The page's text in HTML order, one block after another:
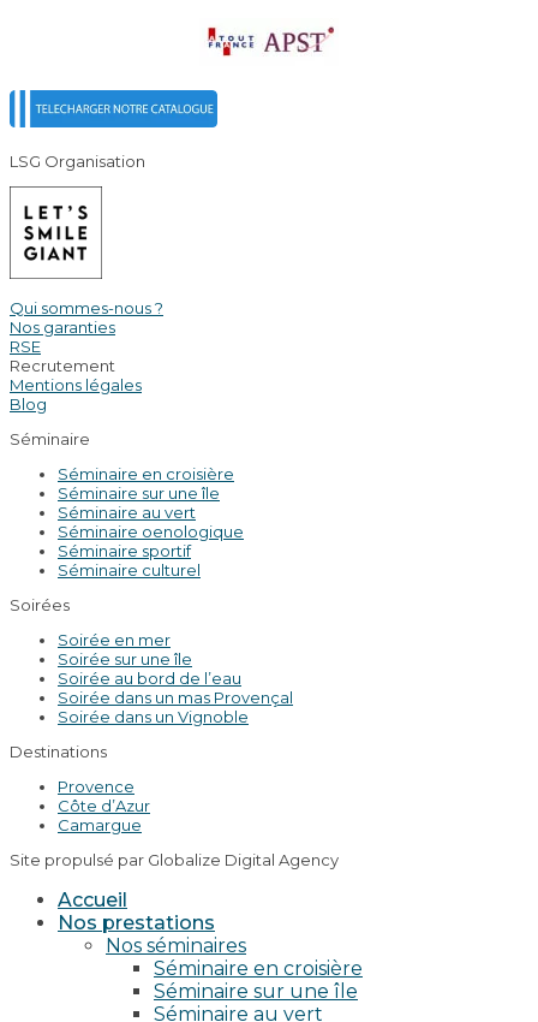
LSG Organisation
Qui sommes-nous ?
Nos garanties
RSE
Recrutement
Mentions légales
Blog
Séminaire
Séminaire en croisière
Séminaire sur une île
Séminaire au vert
Séminaire oenologique
Séminaire sportif
Séminaire culturel
Soirées
Soirée en mer
Soirée sur une île
Soirée au bord de l’eau
Soirée dans un mas Provençal
Soirée dans un Vignoble
Destinations
Provence
Côte d’Azur
Camargue
Site propulsé par Globalize Digital Agency
Accueil
Nos prestations
Nos séminaires
Séminaire en croisière
Séminaire sur une île
Séminaire au vert